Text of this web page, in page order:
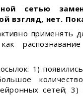
сетью
взгляд, нет.
применять
1)
сетей; 3)